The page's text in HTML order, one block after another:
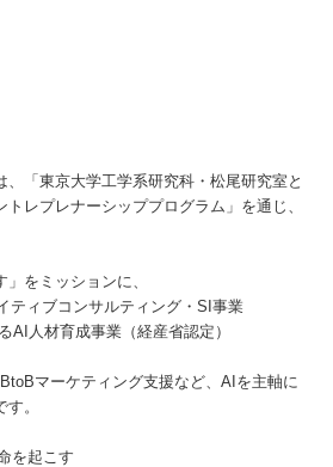
「東京大学工学系研究科・松尾研究室と
レプレナーシッププログラム」を通じ、
」をミッションに、
ティブコンサルティング・SI事業
AI人材育成事業（経産省認定）
マーケティング支援など、AIを主軸に
。
を起こす